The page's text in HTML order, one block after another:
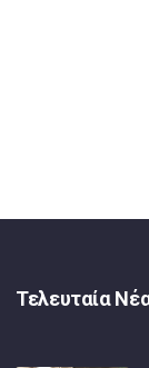
Τελευταία